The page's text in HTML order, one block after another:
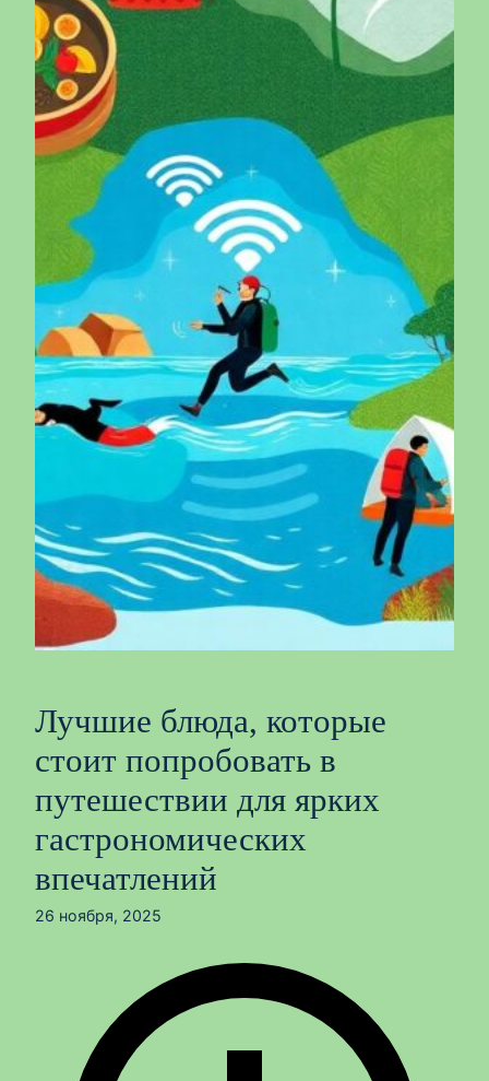
Лучшие блюда, которые
стоит попробовать в
путешествии для ярких
гастрономических
впечатлений
26 ноября, 2025